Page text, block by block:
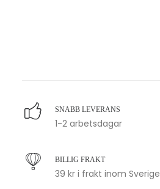
SNABB LEVERANS
1-2 arbetsdagar
BILLIG FRAKT
39 kr i frakt inom Sverige